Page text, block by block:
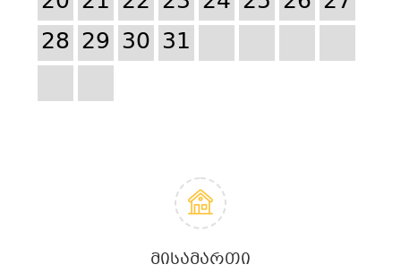
28 29 30 31
ᲛᲘᲡᲐᲛᲐᲠᲗᲘ